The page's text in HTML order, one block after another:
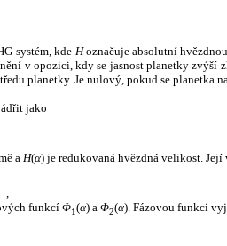
systém, kde Hoznačuje absolutní
v opozici, kdy se jasnost planetky zvýší
planetky. Je nulový, pokud se planetka
jako
aH(α) je redukovaná hvězdná velikost.
,
funkcíΦ1(α) a Φ2(α). Fázovou funkci